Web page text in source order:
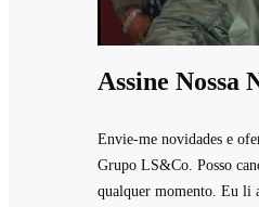
Assine Nossa
Envie-me novidades e
Grupo LS&Co. Posso
qualquer momento. Eu li